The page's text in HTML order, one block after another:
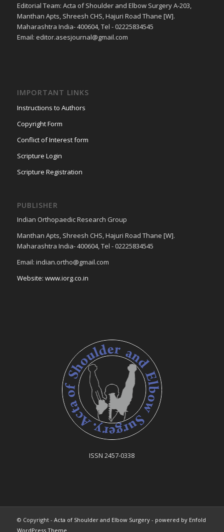
Editorial Team: Acta of Shoulder and Elbow Surgery A-203,
Manthan Apts, Shreesh CHS, Hajuri Road Thane [W].
Maharashtra India- 400604, Tel - 02225834545
Email: editor.asesjournal@gmail.com
IMPORTANT LINKS
Instructions to Authors
Copyright Form
Conflict of Interest form
Scripture Login
Scripture Registration
PUBLISHER
Indian Orthopaedic Research Group
Manthan Apts, Shreesh CHS, Hajuri Road Thane [W].
Maharashtra India- 400604, Tel - 02225834545
Email: indian.ortho@gmail.com
Website: www.iorg.co.in
ISSN 2457-0338
© Copyright - Acta of Shoulder and Elbow Surgery- powered by Enfold
WordPress Theme